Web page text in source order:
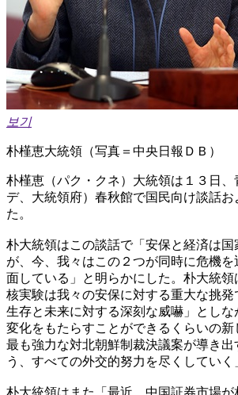
보기
朴槿恵大統領（写真＝中央日報ＤＢ）
朴槿恵（パク・クネ）大統領は１３日、
デ、大統領府）春秋館で国民向け談話お
た。
朴大統領はこの談話で「安保と経済は
が、今、我々はこの２つが同時に危機
面している」と明らかにした。朴大統
核実験は我々の安保に対する重大な挑
生存と未来に対する深刻な威嚇」とし
変化をもたらすことができるくらいの新
最も強力な対北朝鮮制裁決議案が導き出
う、すべての外交的努力を尽くしていく
朴大統領はまた「最近、中国証券市場